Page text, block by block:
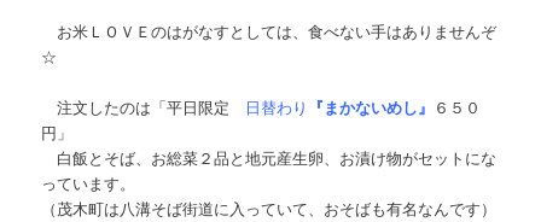
お米ＬＯＶＥのはがなすとしては、食べない手はありませんぞ
☆
注文したのは「平日限定 日替わり 『まかないめし』 ６５０
円」
白飯とそば、お総菜２品と地元産生卵、お漬け物がセットにな
っています。
（茂木町は八溝そば街道に入っていて、おそばも有名なんです）